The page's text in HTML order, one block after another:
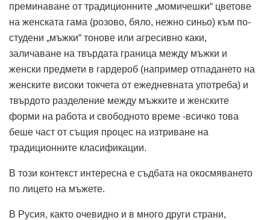
преминаване от традиционните „момичешки“ цветове
на женската гама (розово, бяло, нежно синьо) към по-
студени „мъжки“ тонове или агресивно каки, ​​
заличаване на твърдата граница между мъжки и
женски предмети в гардероб (например отпадането на
женските високи токчета от ежедневната употреба) и
твърдото разделение между мъжките и женските
форми на работа и свободното време -всичко това
беше част от същия процес на изтриване на
традиционните класификации.
В този контекст интересна е съдбата на окосмяването
по лицето на мъжете.
В Русия, както очевидно и в много други страни,